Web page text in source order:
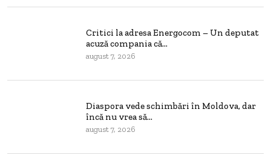
Critici la adresa Energocom – Un deputat
acuză compania că...
august 7, 2026
Diaspora vede schimbări în Moldova, dar
încă nu vrea să...
august 7, 2026